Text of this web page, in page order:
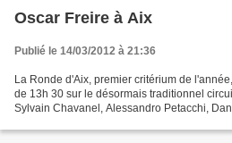
Oscar Freire à Aix
Publié le 14/03/2012 à 21:36
La Ronde d'Aix, premier critérium de
de 13h 30 sur le désormais traditionnel
Sylvain Chavanel, Alessandro Petacchi,